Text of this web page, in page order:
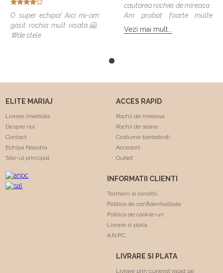
O super echipa! Aici mi-am
găsit rochia mult visata🤗.
💯de stele
cautarea rochiei de mireasa .
Am probat foarte multe
modele si vreau sa spun ca
toate veneau bine , dar
"Trash the dress" si a rezistat
multumesc echipa Elite
Mariaj faceti minuni .❤️❤️
Vezi mai mult...
ELITE MARIAJ
Livrare imediata
Despre noi
Contact
Echipa Noastra
Site-ul principal
ACCES RAPID
Rochii de mireasa
Rochii de seara
Costume barbatesti
Accesorii
Outlet
INFORMATII CLIENTI
Termeni si conditii
Politica de confidentialitate
Politica de cookie-uri
Livrare si plata
A.N.P.C.
LIVRARE SI PLATA
Livrare prin curierat rapid pe